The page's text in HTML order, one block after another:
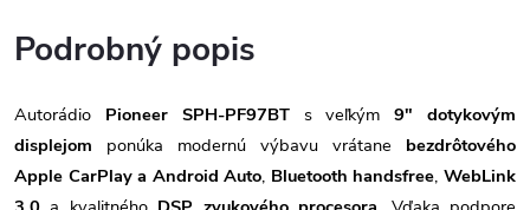
Podrobný popis
Autorádio Pioneer SPH-PF97BTs veľkým9" dotykovým
displejom ponúka modernú výbavu vrátane bezdrôtového
Apple CarPlay a Android Auto, Bluetooth handsfree,WebLink